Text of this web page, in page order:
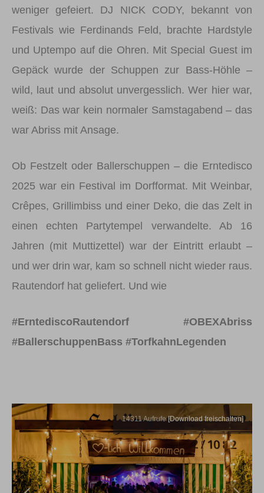
weniger gefeiert. DJ NICK CODY, bekannt von
Festivals wie Ferdinands Feld, brachte Hardstyle
und Uptempo auf die Ohren. Mit Special Guest im
Gepäck wurde der Schuppen zur Bass-Höhle –
wild, laut und absolut unvergesslich. Wer hier war,
weiß: Das war kein normaler Samstagabend – das
war Abriss mit Ansage.
Ob Festzelt oder Ballerschuppen – die Erntedisco
2025 war ein Festival im Dorfformat. Mit Weinbar,
Crêpes, Grillimbiss und einer Deko, die das Zelt in
einen echten Partytempel verwandelte. Ab 16
Jahren (mit Muttizettel) war der Eintritt erlaubt –
und wer drin war, kam so schnell nicht wieder raus.
Rautendorf hat geliefert. Und wie
#ErntediscoRautendorf #OBEXAbriss
#BallerschuppenBass #TorfkahnLegenden
14311Aufrufe [Download freischalten]